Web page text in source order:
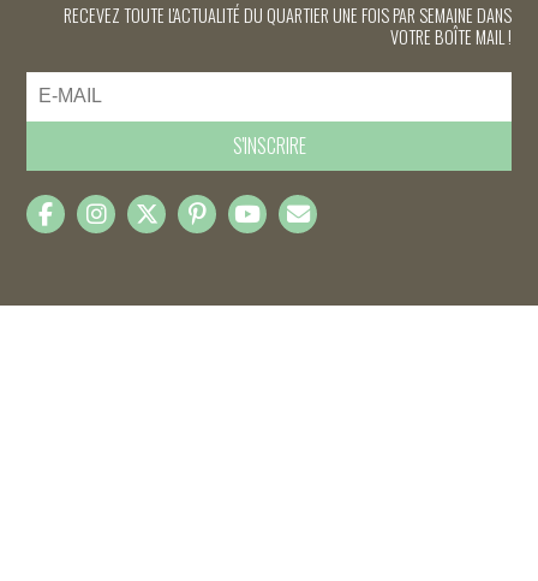
RECEVEZ TOUTE L'ACTUALITÉ DU QUARTIER UNE FOIS PAR SEMAINE DANS
VOTRE BOÎTE MAIL !